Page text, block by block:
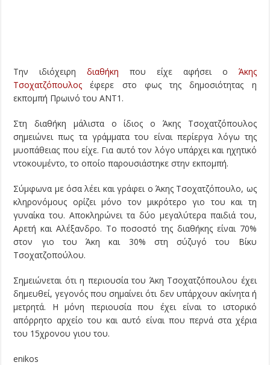
Την ιδιόχειρηδιαθήκη που είχε αφήσει ο Άκης
Τσοχατζόπουλος έφερε στο φως της δημοσιότητας η
εκπομπή Πρωινό του ΑΝΤ1.
Στη διαθήκη μάλιστα ο ίδιος ο Άκης Τσοχατζόπουλος
σημειώνει πως τα γράμματα του είναι περίεργα λόγω της
μυοπάθειας που είχε. Για αυτό τον λόγο υπάρχει και ηχητικό
ντοκουμέντο, το οποίο παρουσιάστηκε στην εκπομπή.
Σύμφωνα με όσα λέει και γράφει ο Άκης Τσοχατζόπουλο, ως
κληρονόμους ορίζει μόνο τον μικρότερο γιο του και τη
γυναίκα του. Αποκληρώνει τα δύο μεγαλύτερα παιδιά του,
Αρετή και Αλέξανδρο. Το ποσοστό της διαθήκης είναι 70%
στον γιο του Άκη και 30% στη σύζυγό του Βίκυ
Τσοχατζοπούλου.
Σημειώνεται ότι η περιουσία του Άκη Τσοχατζόπουλου έχει
δημευθεί, γεγονός που σημαίνει ότι δεν υπάρχουν ακίνητα ή
μετρητά. Η μόνη περιουσία που έχει είναι το ιστορικό
απόρρητο αρχείο του και αυτό είναι που περνά στα χέρια
του 15χρονου γιου του.
enikos